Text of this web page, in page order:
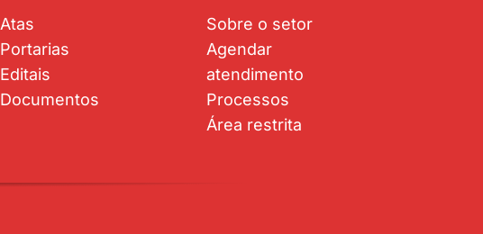
Atas
Portarias
Editais
Documentos
Sobre o setor
Agendar
atendimento
Processos
Área restrita